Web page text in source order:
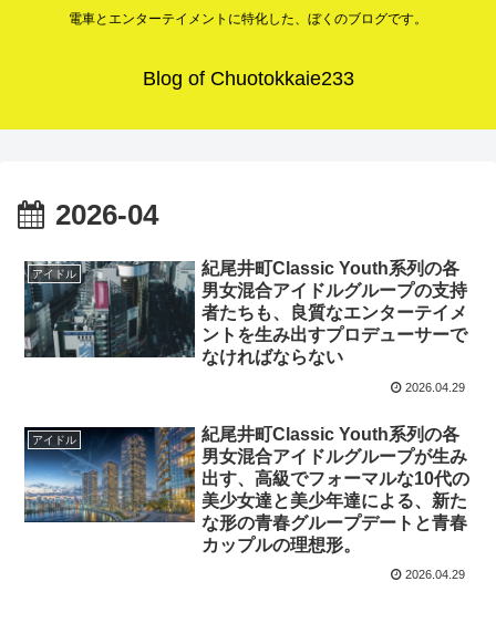
電車とエンターテイメントに特化した、ぼくのブログです。
Blog of Chuotokkaie233
2026-04
アイドル
紀尾井町Classic Youth系列の各
男女混合アイドルグループの支持
者たちも、良質なエンターテイメ
ントを生み出すプロデューサーで
なければならない
2026.04.29
アイドル
紀尾井町Classic Youth系列の各
男女混合アイドルグループが生み
出す、高級でフォーマルな10代の
美少女達と美少年達による、新た
な形の青春グループデートと青春
カップルの理想形。
2026.04.29